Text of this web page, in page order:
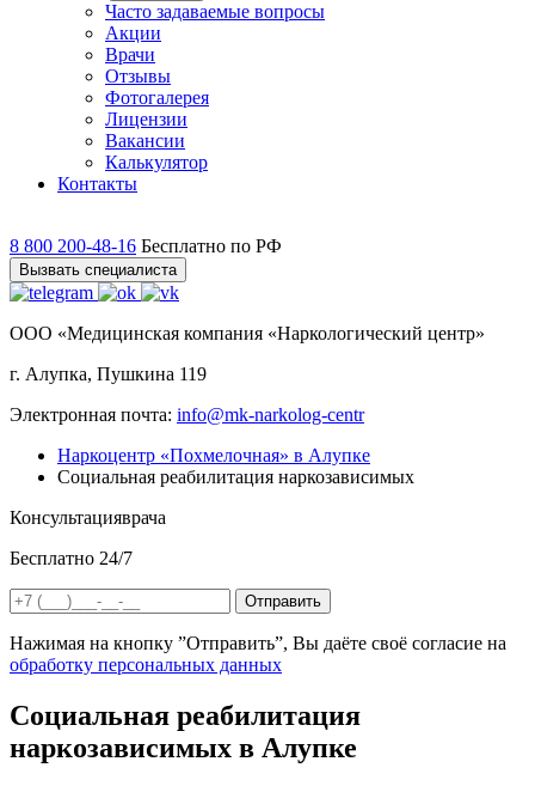
Часто задаваемые вопросы
Акции
Врачи
Отзывы
Фотогалерея
Лицензии
Вакансии
Калькулятор
Контакты
8 800 200-48-16 Бесплатно по РФ
Вызвать специалиста
ООО «Медицинская компания «Наркологический центр»
г. Алупка, Пушкина 119
Электронная почта: info@mk-narkolog-centr
Наркоцентр «Похмелочная» в Алупке
Социальная реабилитация наркозависимых
Консультацияврача
Бесплатно 24/7
Отправить
Нажимая на кнопку ”Отправить”, Вы даёте своё согласие на
обработку персональных данных
Социальная реабилитация
наркозависимых в Алупке